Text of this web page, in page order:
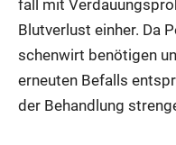
fall mit
Blut­ver­lust ein­her. Da
schen­wirt benö­ti­gen
erneu­ten Befalls
der Behand­lung